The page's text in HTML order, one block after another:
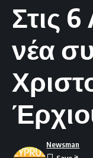
Στις
νέα
Newsman